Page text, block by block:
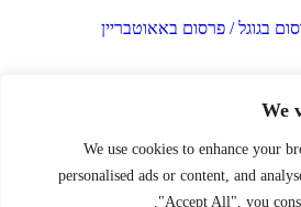
We
We use cookies to enhance your
personalised ads or content, and
"Accept All", you
בגוגל / פרסום באאוטבריין